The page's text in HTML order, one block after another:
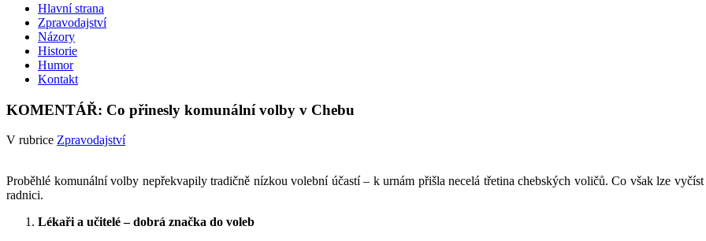
Hlavní strana
Zpravodajství
Názory
Historie
Humor
Kontakt
KOMENTÁŘ: Co přinesly komunální volby v Chebu
V rubrice Zpravodajství
Proběhlé komunální volby nepřekvapily tradičně nízkou volební účastí – k urnám přišla necelá třetina chebských voličů. Co však lze
radnici.
Lékaři a učitelé – dobrá značka do voleb